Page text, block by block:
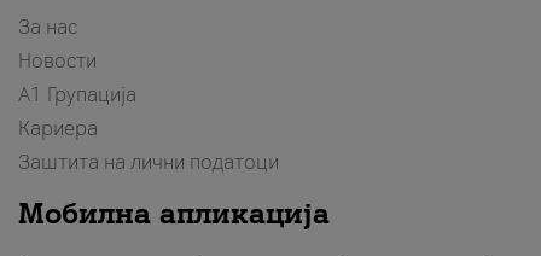
За нас
Новости
А1 Групација
Кариера
Заштита на лични податоци
Мобилна апликација